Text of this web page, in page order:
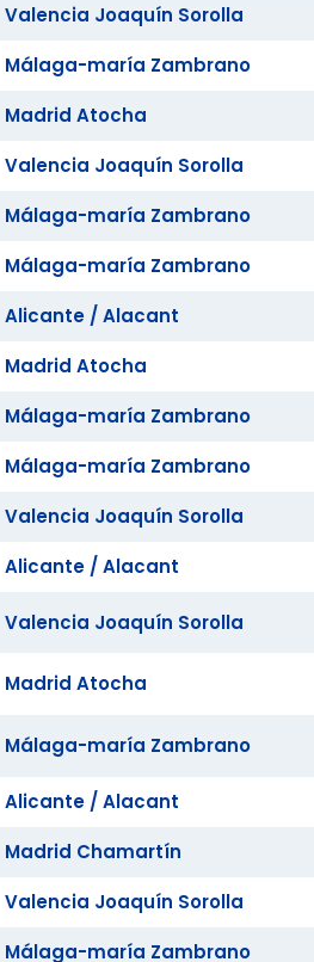
Valencia Joaquín Sorolla
Málaga-maría Zambrano
Madrid Atocha
Valencia Joaquín Sorolla
Málaga-maría Zambrano
Málaga-maría Zambrano
Alicante / Alacant
Madrid Atocha
Málaga-maría Zambrano
Málaga-maría Zambrano
Valencia Joaquín Sorolla
Alicante / Alacant
Valencia Joaquín Sorolla
Madrid Atocha
Málaga-maría Zambrano
Alicante / Alacant
Madrid Chamartín
Valencia Joaquín Sorolla
Málaga-maría Zambrano